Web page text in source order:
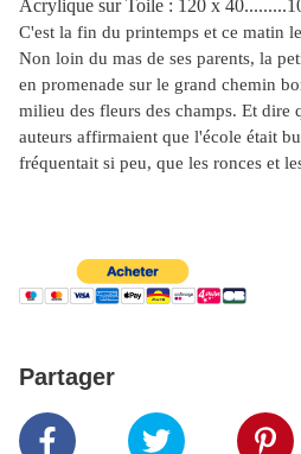
Acrylique sur Toile : 120 x
C'est la fin du printemps et ce matin
Non loin du mas de ses parents, la
en promenade sur le grand chemin
milieu des fleurs des champs. Et dire
auteurs affirmaient que l'école était
fréquentait si peu, que les ronces et
Partager